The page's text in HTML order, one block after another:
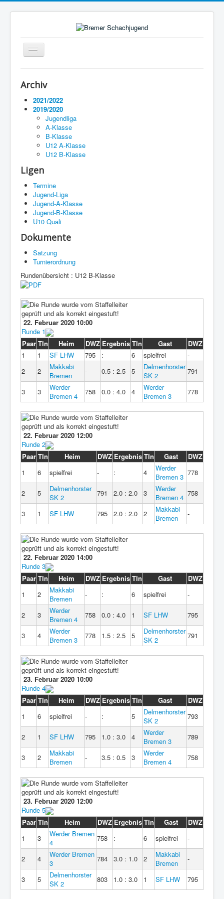
Navigation
an/aus
Termine
Impressum
Archiv
2021/2022
2019/2020
Jugendliga
A-Klasse
B-Klasse
U12 A-Klasse
U12 B-Klasse
Ligen
Termine
Jugend-Liga
Jugend-A-Klasse
Jugend-B-Klasse
U10 Quali
Dokumente
Satzung
Turnierordnung
Rundenübersicht : U12 B-Klasse
22. Februar 2020 10:00
Runde 1
Paar Tln Heim DWZ Ergebnis Tln Gast
DWZ
1
1 SF LHW 795 : 6 spielfrei
-
2
2
Makkabi
Bremen
- 0.5 : 2.5 5
Delmenhorster
SK 2
791
3 3
Werder
Bremen 4
758 0.0 : 4.0 4
Werder
Bremen 3
778
22. Februar 2020 12:00
Runde 2
Paar Tln Heim DWZ Ergebnis Tln Gast
DWZ
1
6 spielfrei - : 4
Werder
Bremen 3 778
2 5
Delmenhorster
SK 2
791 2.0 : 2.0 3
Werder
Bremen 4 758
3 1 SF LHW 795 2.0 : 2.0 2
Makkabi
Bremen
-
22. Februar 2020 14:00
Runde 3
Paar Tln Heim DWZ Ergebnis Tln Gast
DWZ
1
2
Makkabi
Bremen
- : 6 spielfrei -
2 3
Werder
Bremen 4
758 0.0 : 4.0 1 SF LHW 795
3 4
Werder
Bremen 3
778 1.5 : 2.5 5
Delmenhorster
SK 2
791
23. Februar 2020 10:00
Runde 4
Paar Tln Heim DWZ Ergebnis Tln Gast
DWZ
1
6 spielfrei - : 5
Delmenhorster
SK 2
793
2 1 SF LHW 795 1.0 : 3.0 4
Werder
Bremen 3
789
3 2
Makkabi
Bremen
- 3.5 : 0.5 3
Werder
Bremen 4
758
23. Februar 2020 12:00
Runde 5
Paar Tln Heim DWZ Ergebnis Tln Gast
DWZ
1
3
Werder Bremen
4
758 : 6 spielfrei -
2 4
Werder Bremen
3
784 3.0 : 1.0 2
Makkabi
Bremen
-
3 5
Delmenhorster
SK 2
803 1.0 : 3.0 1 SF LHW 795